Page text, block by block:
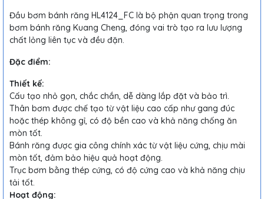
Đầu bơm bánh răng HL4124_FC là bộ phận quan trọng trong
bơm bánh răng Kuang Cheng, đóng vai trò tạo ra lưu lượng
chất lỏng liên tục và đều đặn.
Đặc điểm:
Thiết kế:
Cấu tạo nhỏ gọn, chắc chắn, dễ dàng lắp đặt và bảo trì.
Thân bơm được chế tạo từ vật liệu cao cấp như gang đúc
hoặc thép không gỉ, có độ bền cao và khả năng chống ăn
mòn tốt.
Bánh răng được gia công chính xác từ vật liệu cứng, chịu mài
mòn tốt, đảm bảo hiệu quả hoạt động.
Trục bơm bằng thép cứng, có độ cứng cao và khả năng chịu
tải tốt.
Hoạt động: